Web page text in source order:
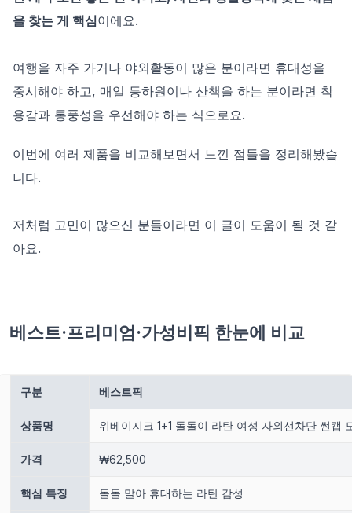
을 찾는 게 핵심이에요.
여행을 자주 가거나 야외활동이 많은 분이라면 휴대성을
중시해야 하고, 매일 등하원이나 산책을 하는 분이라면 착
용감과 통풍성을 우선해야 하는 식으로요.
이번에 여러 제품을 비교해보면서 느낀 점들을 정리해봤습
니다.
저처럼 고민이 많으신 분들이라면 이 글이 도움이 될 것 같
아요.
베스트·프리미엄·가성비픽 한눈에 비교
구분 베스트픽
상품명 위베이지크 1+1 돌돌이 라탄 여성 자외선차단 썬캡
가격 ₩62,500
핵심 특징 돌돌 말아 휴대하는 라탄 감성